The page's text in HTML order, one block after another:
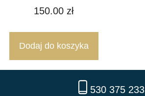
150.00 zł
Dodaj do koszyka
530 375 233